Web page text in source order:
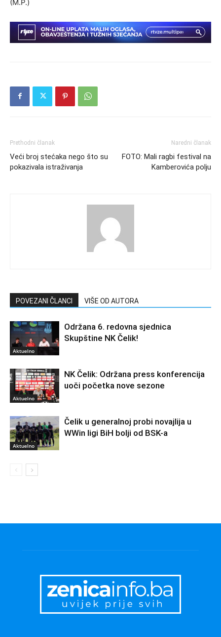
(M.P.)
Prethodni članak
Veći broj stećaka nego što su
pokazivala istraživanja
Naredni članak
FOTO: Mali ragbi festival na
Kamberovića polju
POVEZANI ČLANCI VIŠE OD AUTORA
Aktuelno
Održana 6. redovna sjednica
Skupštine NK Čelik!
Aktuelno
NK Čelik: Održana press konferencija
uoči početka nove sezone
Aktuelno
Čelik u generalnoj probi novajlija u
WWin ligi BiH bolji od BSK-a